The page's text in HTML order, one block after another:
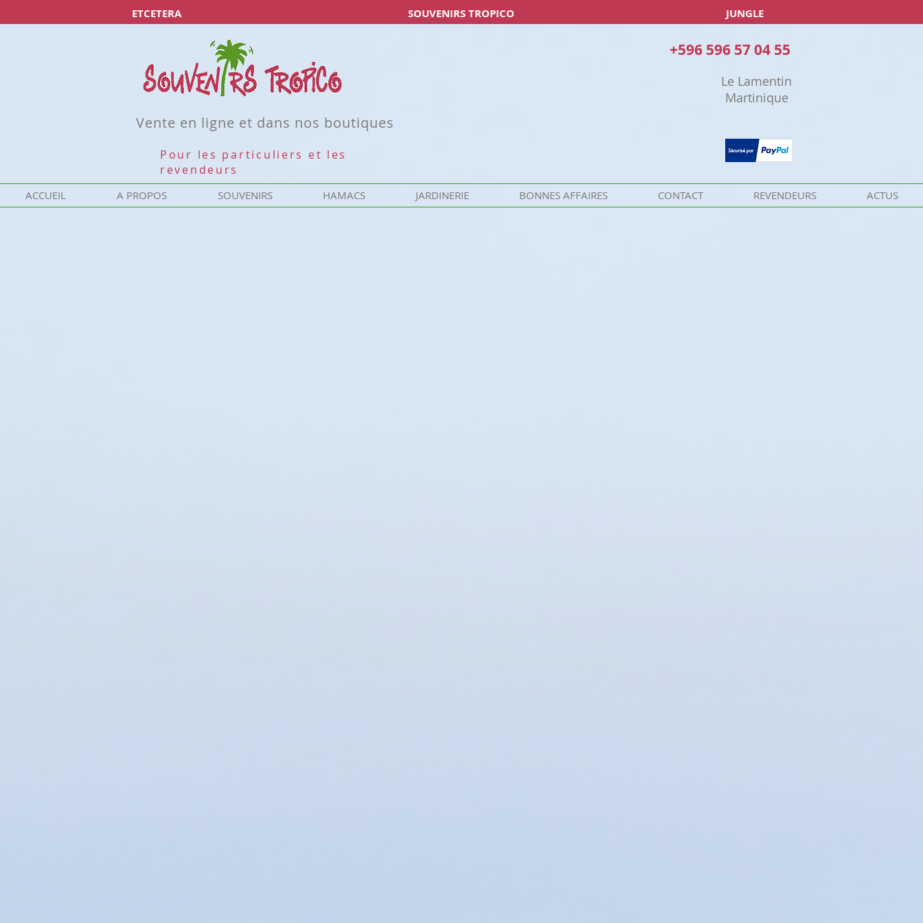
ETCETERA SOUVENIRS TROPICO JUNGLE
Vente en ligne et dans nos boutiques
Pour les particuliers et les
revendeurs
Le Lamentin
Martinique
+596 596 57 04 55
ACCUEIL A PROPOS SOUVENIRS HAMACS JARDINERIE BONNES AFFAIRES CONTACT REVENDEURS ACTUS